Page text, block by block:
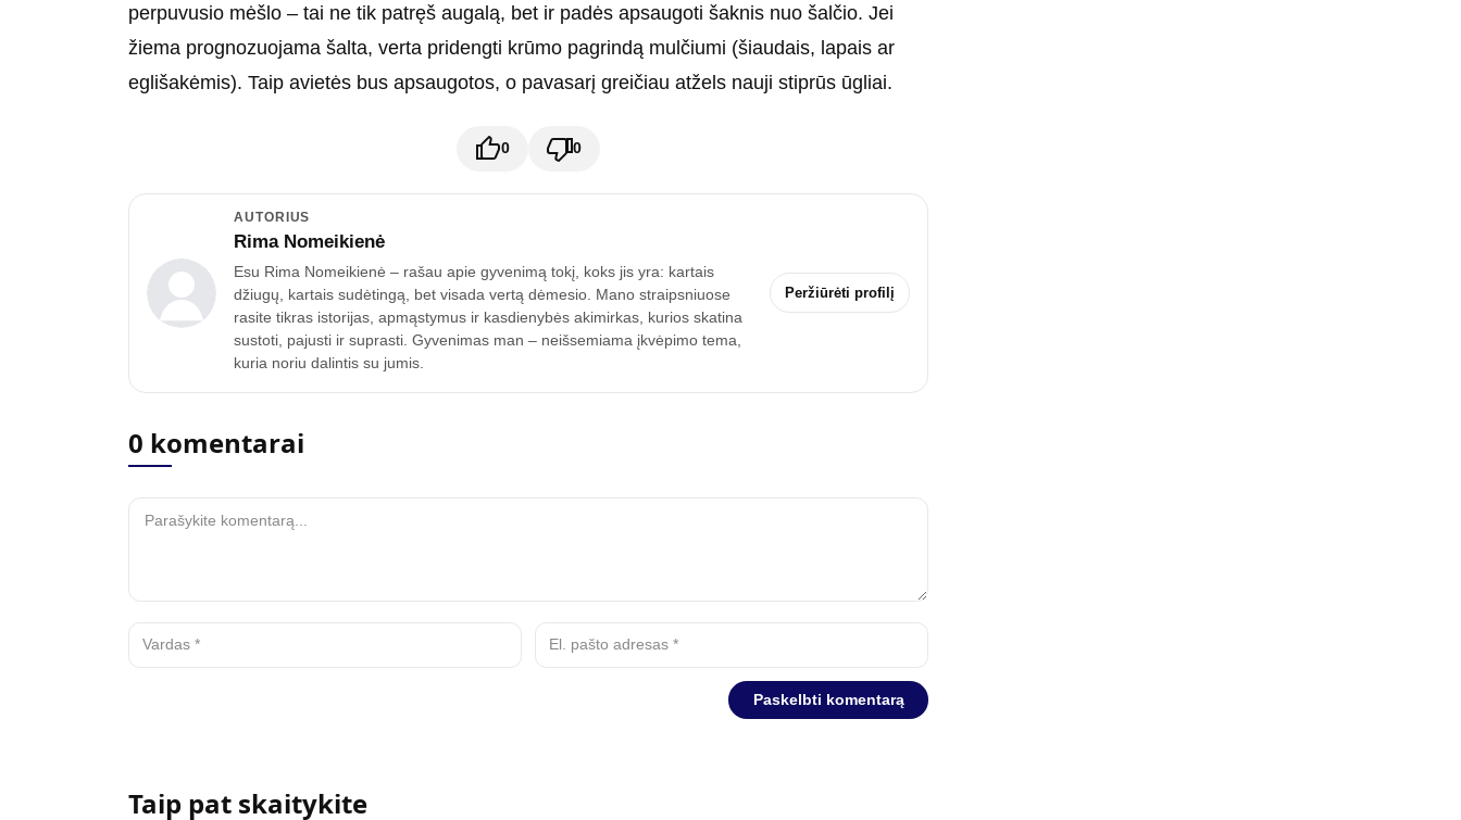
perpuvusio mėšlo – tai ne tik patręš augalą, bet ir padės apsaugoti šaknis nuo šalčio. Jei
žiema prognozuojama šalta, verta pridengti krūmo pagrindą mulčiumi (šiaudais, lapais ar
eglišakėmis). Taip avietės bus apsaugotos, o pavasarį greičiau atžels nauji stiprūs ūgliai.
0 0
AUTORIUS
Rima Nomeikienė
Esu Rima Nomeikienė – rašau apie gyvenimą tokį, koks jis yra: kartais
džiugų, kartais sudėtingą, bet visada vertą dėmesio. Mano straipsniuose
rasite tikras istorijas, apmąstymus ir kasdienybės akimirkas, kurios skatina
sustoti, pajusti ir suprasti. Gyvenimas man – neišsemiama įkvėpimo tema,
kuria noriu dalintis su jumis.
Peržiūrėti profilį
0 komentarai
Taip pat skaitykite